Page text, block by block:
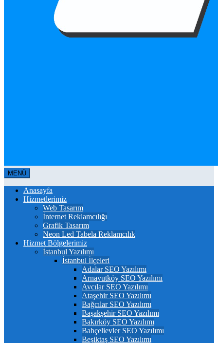
MENÜ
Anasayfa
Hizmetlerimiz
Web Tasarım
İnternet Reklamcılığı
Grafik Tasarım
Neon Led Tabela Reklamcılık
Hizmet Bölgelerimiz
İstanbul Yazılımı
İstanbul İlçeleri
Adalar SEO Yazılımı
Arnavutköy SEO Yazılımı
Avcılar SEO Yazılımı
Ataşehir SEO Yazılımı
Bağcılar SEO Yazılımı
Başakşehir SEO Yazılımı
Bakırköy SEO Yazılımı
Bahçelievler SEO Yazılımı
Beşiktaş SEO Yazılımı